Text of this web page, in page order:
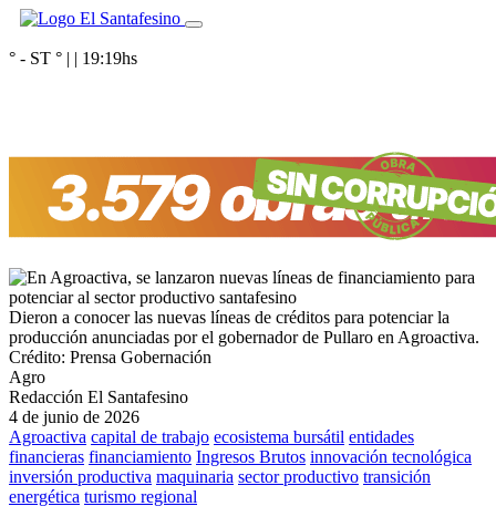
° - ST ° | | 19:19hs
Dieron a conocer las nuevas líneas de créditos para potenciar la
producción anunciadas por el gobernador de Pullaro en Agroactiva.
Crédito: Prensa Gobernación
Agro
Redacción El Santafesino
4 de junio de 2026
Agroactiva capital de trabajo ecosistema bursátil entidades
financieras financiamiento Ingresos Brutos innovación tecnológica
inversión productiva maquinaria sector productivo transición
energética turismo regional